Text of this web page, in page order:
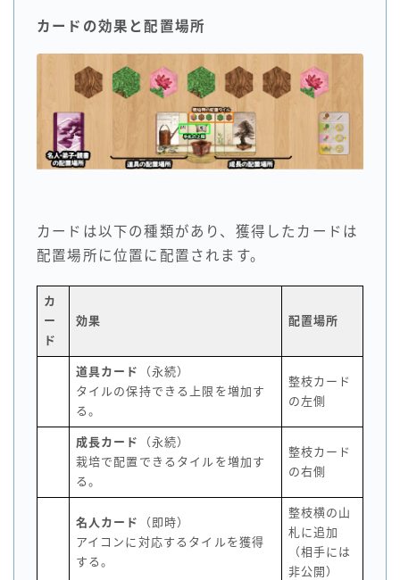
カードの効果と配置場所
カードは以下の種類があり、獲得したカードは
配置場所に位置に配置されます。
カ
ー
ド
効果 配置場所
道具カード
（永続）
タイルの保持できる上限を増加す
る。
整枝カード
の左側
成長カード
（永続）
栽培で配置できるタイルを増加す
る。
整枝カード
の右側
名人カード
（即時）
アイコンに対応するタイルを獲得
する。
整枝横の山
札に追加
（相手には
非公開）